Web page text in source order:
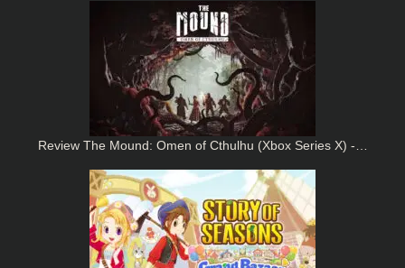
Review The Mound: Omen of Cthulhu (Xbox Series X) -…